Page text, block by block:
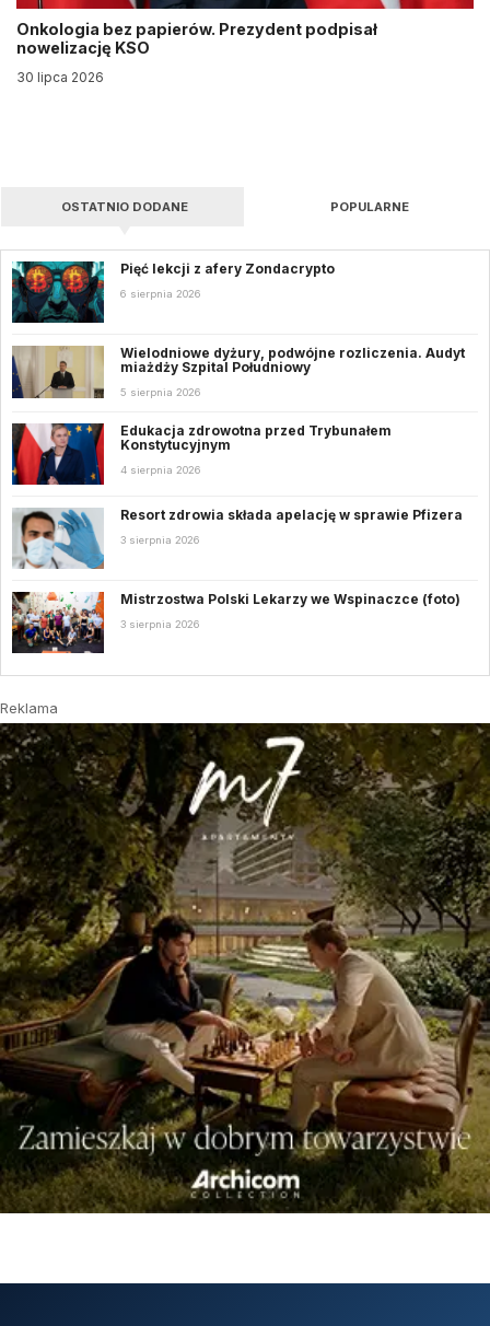
Onkologia bez papierów. Prezydent podpisał
nowelizację KSO
30 lipca 2026
OSTATNIO DODANE POPULARNE
Pięć lekcji z afery Zondacrypto
6 sierpnia 2026
Wielodniowe dyżury, podwójne rozliczenia. Audyt
miażdży Szpital Południowy
5 sierpnia 2026
Edukacja zdrowotna przed Trybunałem
Konstytucyjnym
4 sierpnia 2026
Resort zdrowia składa apelację w sprawie Pfizera
3 sierpnia 2026
Mistrzostwa Polski Lekarzy we Wspinaczce (foto)
3 sierpnia 2026
Reklama